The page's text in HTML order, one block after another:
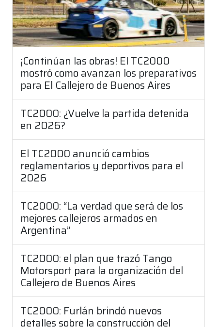
¡Continúan las obras! El TC2000
mostró como avanzan los preparativos
para El Callejero de Buenos Aires
TC2000: ¿Vuelve la partida detenida
en 2026?
El TC2000 anunció cambios
reglamentarios y deportivos para el
2026
TC2000: “La verdad que será de los
mejores callejeros armados en
Argentina”
TC2000: el plan que trazó Tango
Motorsport para la organización del
Callejero de Buenos Aires
TC2000: Furlán brindó nuevos
detalles sobre la construcción del